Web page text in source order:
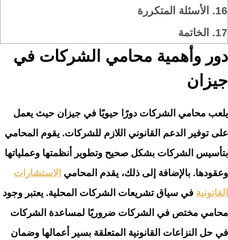
16.
الأسئلة المتكررة
17.
الخاتمة
دور وأهمية محامي الشركات في
جيزان
يلعب محامي الشركات دورًا حيويًا في جيزان حيث يعمل
على توفير الدعم القانوني اللازم للشركات. يقوم المحامي
بتأسيس الشركات بشكل صحيح وتطوير أنظمتها وعملياتها
وعقودها. بالإضافة إلى ذلك، يقدم المحامي الاستشارات
القانونية في سياق تشريعات الشركات المحلية. يعتبر وجود
محامي مختص في الشركات ضروريًا لمساعدة الشركات
في حل النزاعات القانونية المتعلقة بسير أعمالها وضمان